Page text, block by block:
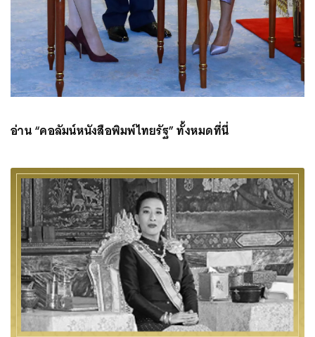
อ่าน “คอลัมน์หนังสือพิมพ์ไทยรัฐ” ทั้งหมดที่นี่